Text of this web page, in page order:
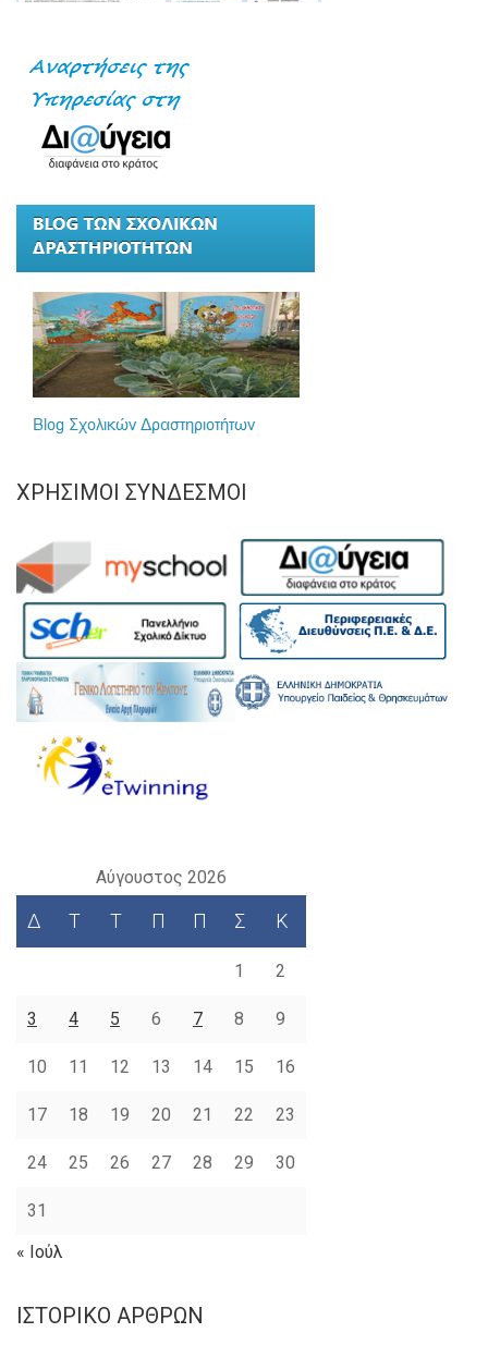
ΧΡΉΣΙΜΟΙ ΣΎΝΔΕΣΜΟΙ
Αύγουστος 2026
Δ Τ Τ Π Π Σ Κ
1 2
3 4 5 6 7 8 9
10 11 12 13 14 15 16
17 18 19 20 21 22 23
24 25 26 27 28 29 30
31
« Ιούλ
ΙΣΤΟΡΙΚΌ ΆΡΘΡΩΝ